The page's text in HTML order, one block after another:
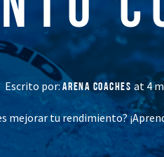
Escrito por:ARENA COACHES at 4
mejorar tu rendimiento?